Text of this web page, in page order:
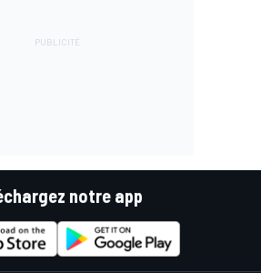
notre app